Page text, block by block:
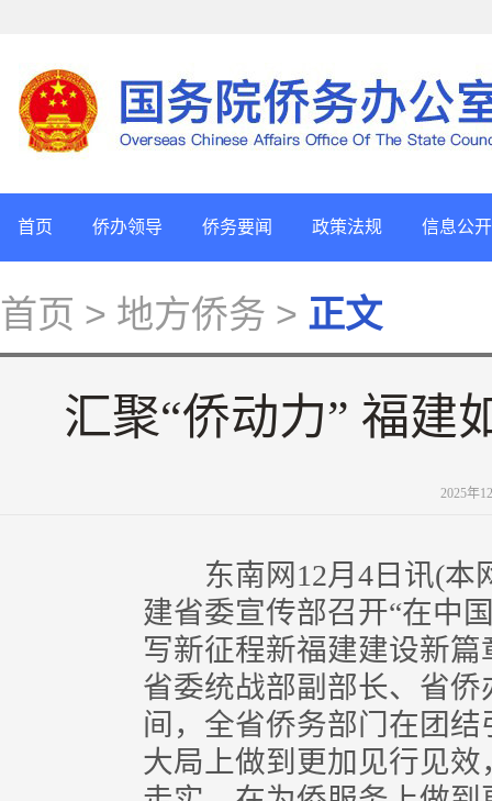
首页 侨办领导 侨务要闻 政策法规 信息公开
首页 > 地方侨务 > 正文
汇聚“侨动力” 福建
2025年
东南网12月4日讯(本
建省委宣传部召开“在中
写新征程新福建建设新
省委统战部副部长、省
间，全省侨务部门在团
大局上做到更加见行见